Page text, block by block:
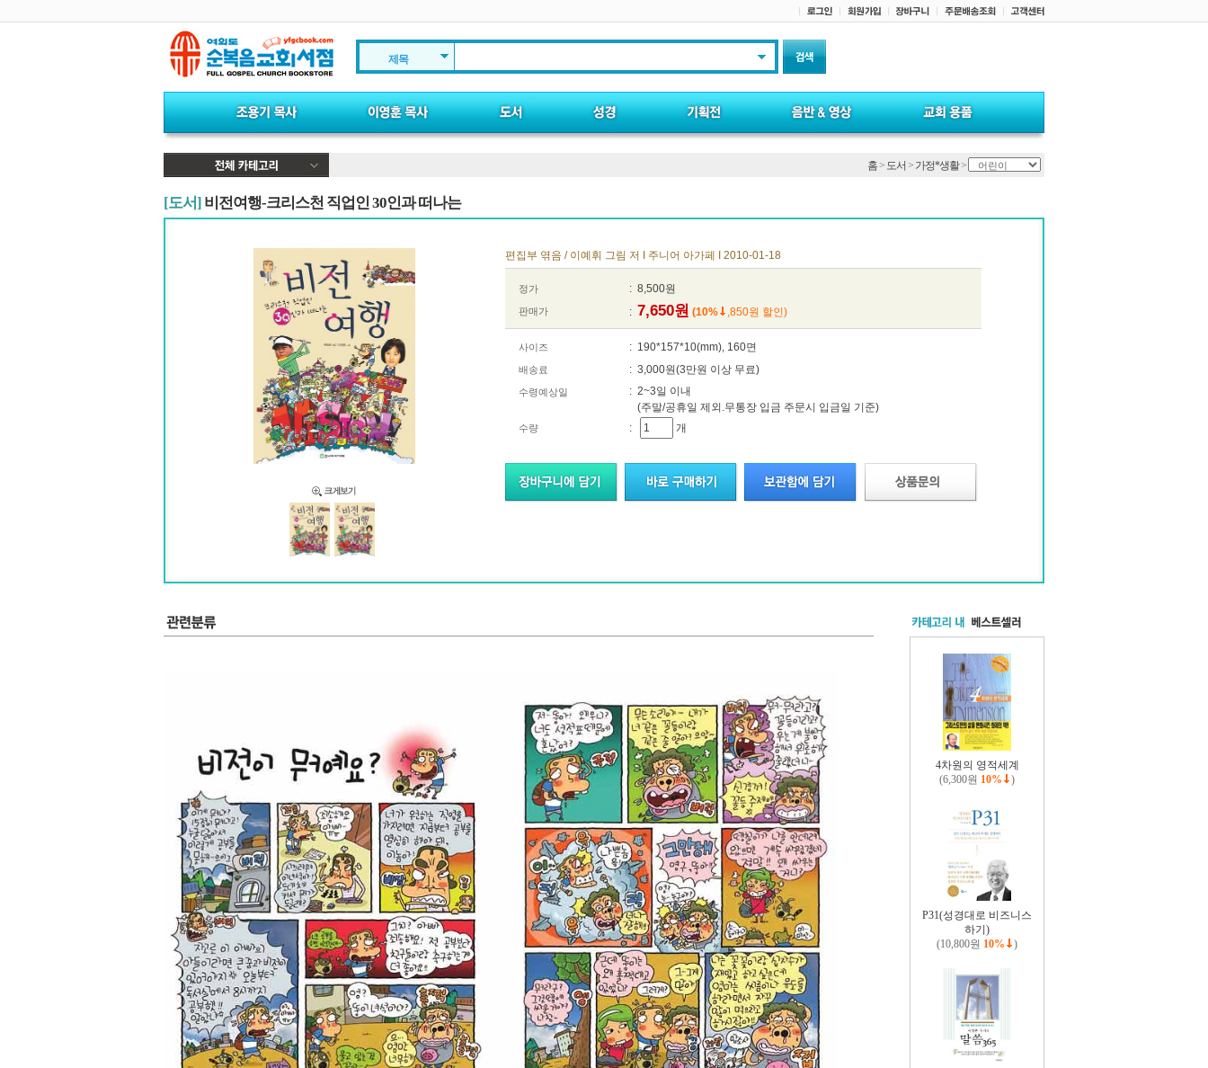
제목
홈> 도서 > 가정*생활>
[도서] 비전여행-크리스천 직업인 30인과 떠나는
편집부 엮음 / 이예휘 그림 저 I 주니어 아가페 I 2010-01-18
정가 : 8,500원
판매가 : 7,650원 (10% ,850원 할인)
사이즈 : 190*157*10(mm), 160면
배송료 : 3,000원(3만원 이상 무료)
수령예상일
: 2~3일 이내
(주말/공휴일 제외.무통장 입금 주문시 입금일 기준)
수량 : 개
4차원의 영적세계
(6,300원 10% )
P31(성경대로 비즈니스
하기)
(10,800원 10% )